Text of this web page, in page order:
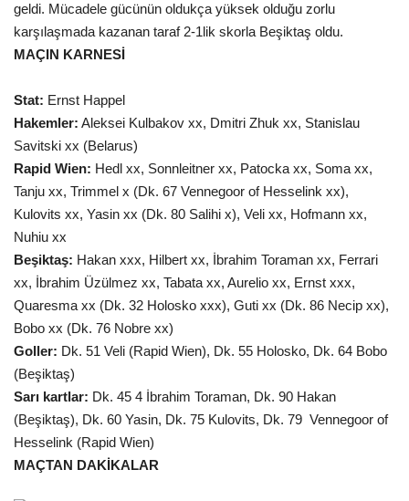
Gündem
Tekno Bilim
Ekonomi
Siyaset
Galeriler
Yaşam
Künye
Sağlık
İletişim
Kültür Sanat
geldi. Mücadele gücünün oldukça yüksek olduğu zorlu
karşılaşmada kazanan taraf 2-1lik skorla Beşiktaş oldu.
MAÇIN KARNESİ
Stat: Ernst Happel
Hakemler: Aleksei Kulbakov xx, Dmitri Zhuk xx, Stanislau
Savitski xx (Belarus)
Rapid Wien: Hedl xx, Sonnleitner xx, Patocka xx, Soma xx,
Tanju xx, Trimmel x (Dk. 67 Vennegoor of Hesselink xx),
Kulovits xx, Yasin xx (Dk. 80 Salihi x), Veli xx, Hofmann xx,
Nuhiu xx
Beşiktaş: Hakan xxx, Hilbert xx, İbrahim Toraman xx, Ferrari
xx, İbrahim Üzülmez xx, Tabata xx, Aurelio xx, Ernst xxx,
Quaresma xx (Dk. 32 Holosko xxx), Guti xx (Dk. 86 Necip xx),
Bobo xx (Dk. 76 Nobre xx)
Goller: Dk. 51 Veli (Rapid Wien), Dk. 55 Holosko, Dk. 64 Bobo
(Beşiktaş)
Sarı kartlar: Dk. 45 4 İbrahim Toraman, Dk. 90 Hakan
(Beşiktaş), Dk. 60 Yasin, Dk. 75 Kulovits, Dk. 79 Vennegoor of
Hesselink (Rapid Wien)
MAÇTAN DAKİKALAR